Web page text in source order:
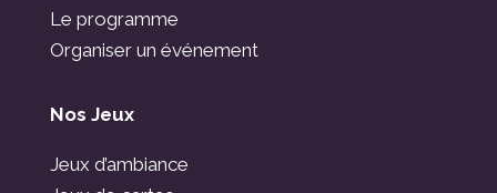
Le programme
Organiser un événement
Nos Jeux
Jeux d’ambiance